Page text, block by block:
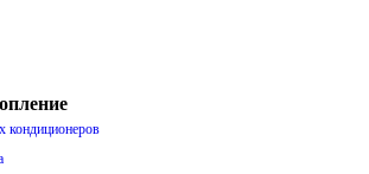
кондиционеров